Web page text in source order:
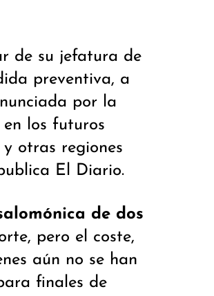
de su jefatura de
preventiva, a
por la
los futuros
otras regiones
El Diario.
de dos
pero el coste,
aún no se han
finales de